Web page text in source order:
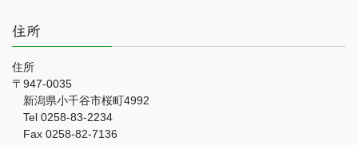
住所
住所
〒947-0035
新潟県小千谷市桜町4992
Tel 0258-83-2234
Fax 0258-82-7136